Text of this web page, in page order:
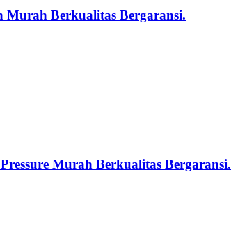
Murah Berkualitas Bergaransi.
Murah Berkualitas Bergaransi.